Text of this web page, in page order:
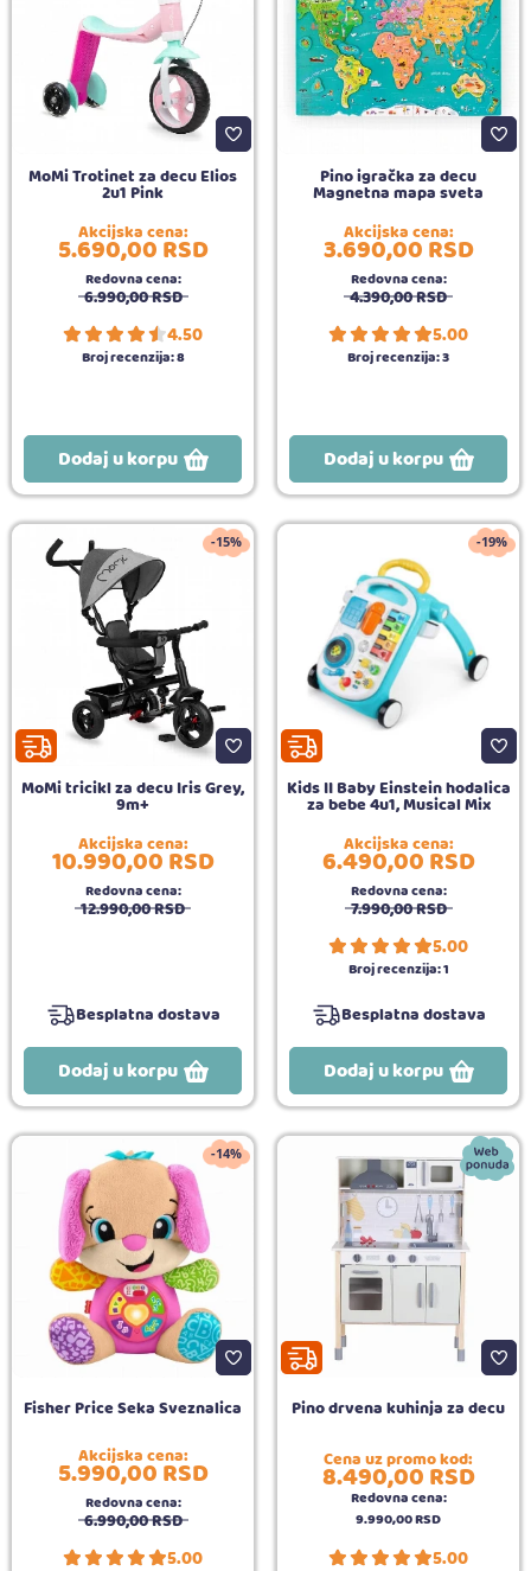
MoMi Trotinet za decu Elios
2u1 Pink
Akcijska cena:
5.690,00RSD
Redovna cena:
6.990,00RSD
4.50
Broj recenzija:8
Dodaj u korpu
Pino igračka za decu
Magnetna mapa sveta
Akcijska cena:
3.690,00RSD
Redovna cena:
4.390,00RSD
5.00
Broj recenzija:3
Dodaj u korpu
-15%
MoMi tricikl za decu Iris Grey,
9m+
Akcijska cena:
10.990,00RSD
Redovna cena:
12.990,00RSD
Besplatna dostava
Dodaj u korpu
-19%
Kids II Baby Einstein hodalica
za bebe 4u1, Musical Mix
Akcijska cena:
6.490,00RSD
Redovna cena:
7.990,00RSD
5.00
Broj recenzija:1
Besplatna dostava
Dodaj u korpu
-14%
Fisher Price Seka Sveznalica
Akcijska cena:
5.990,00RSD
Redovna cena:
6.990,00RSD
5.00
Pino drvena kuhinja za decu
Cena uz promo kod:
8.490,00RSD
Redovna cena:
9.990,00RSD
5.00